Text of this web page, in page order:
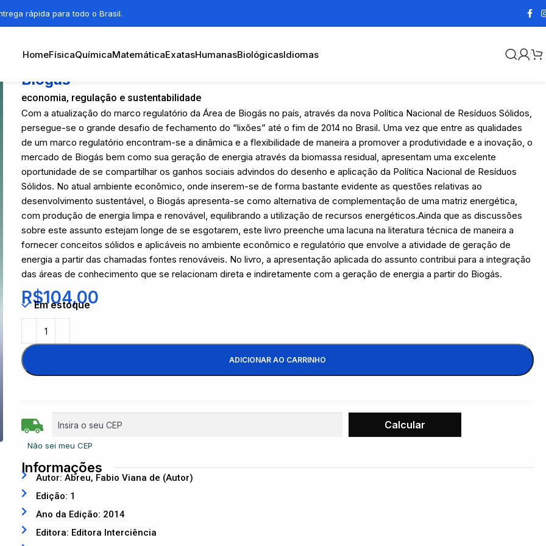
rápida para todo o Brasil.
HomeFísicaQuímicaMatemáticaExatasHumanasBiológicasIdiomas
Biogás
economia, regulação e sustentabilidade
Com a atualização do marco regulatório da Área de Biogás no país, através da nova Política Nacional de Resíduos Sólidos,
persegue-se o grande desafio de fechamento do “lixões” até o fim de 2014 no Brasil. Uma vez que entre as qualidades
de um marco regulatório encontram-se a dinâmica e a flexibilidade de maneira a promover a produtividade e a inovação, o
mercado de Biogás bem como sua geração de energia através da biomassa residual, apresentam uma excelente
oportunidade de se compartilhar os ganhos sociais advindos do desenho e aplicação da Política Nacional de Resíduos
Sólidos. No atual ambiente econômico, onde inserem-se de forma bastante evidente as questões relativas ao
desenvolvimento sustentável, o Biogás apresenta-se como alternativa de complementação de uma matriz energética,
com produção de energia limpa e renovável, equilibrando a utilização de recursos energéticos.Ainda que as discussões
sobre este assunto estejam longe de se esgotarem, este livro preenche uma lacuna na literatura técnica de maneira a
fornecer conceitos sólidos e aplicáveis no ambiente econômico e regulatório que envolve a atividade de geração de
energia a partir das chamadas fontes renováveis. No livro, a apresentação aplicada do assunto contribui para a integração
das áreas de conhecimento que se relacionam direta e indiretamente com a geração de energia a partir do Biogás.
R$104,00
Em estoque
ADICIONAR AO CARRINHO
Não sei meu CEP
Informações
Autor: Abreu, Fabio Viana de (Autor)
Edição: 1
Ano da Edição: 2014
Editora: Editora Interciência